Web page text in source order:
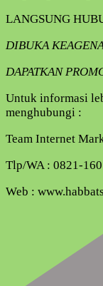
LANGSUNG
DIBUKA
DAPATKAN
Untuk informasi
menghubungi :
Team Internet
Tlp/WA : 0821-
Web :